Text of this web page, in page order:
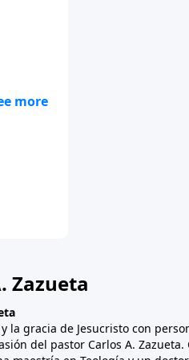
Zazueta
la gracia de Jesucristo con
del pastor Carlos A.